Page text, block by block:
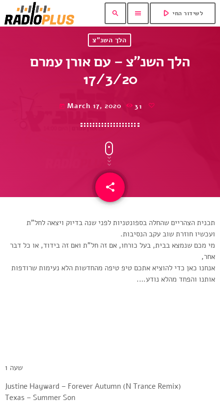
search menu play_arrow לשידור החי
הלך השנ"צ
הלך השנ”צ – עם אורן עמרם
17/3/20
today March 17, 2020 31
share
email
תכנית הצהריים שהחלה בספונטניות לפני שנה בדיוק ויצאה לחל”ת
ועכשיו חוזרת שוב עקב הנסיבות.
מי מכם שנמצא בבית, בעל כורחו, אם זה חל”ת ואם זה בידוד, או כל דבר
אחר,
אנחנו כאן כדי להוציא אתכם טיפ טיפה מהחדשות הלא נעימות שרודפות
אותנו והפחד מהלא נודע….
שעה 1
Justine Hayward – Forever Autumn (N Trance Remix)
Texas – Summer Son